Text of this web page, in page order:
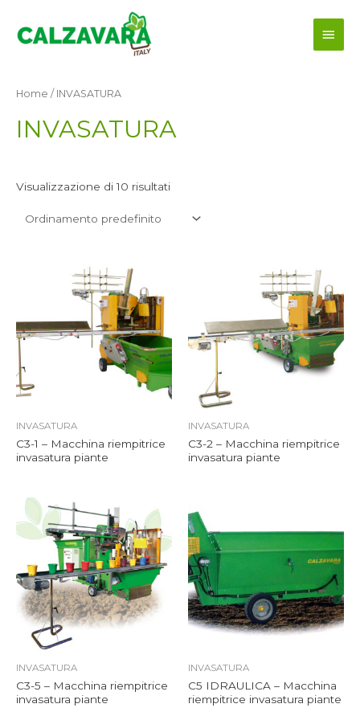
Home / INVASATURA
INVASATURA
Visualizzazione di 10 risultati
INVASATURA
C3-1 – Macchina riempitrice
invasatura piante
INVASATURA
C3-2 – Macchina riempitrice
invasatura piante
INVASATURA
C3-5 – Macchina riempitrice
invasatura piante
INVASATURA
C5 IDRAULICA – Macchina
riempitrice invasatura piante